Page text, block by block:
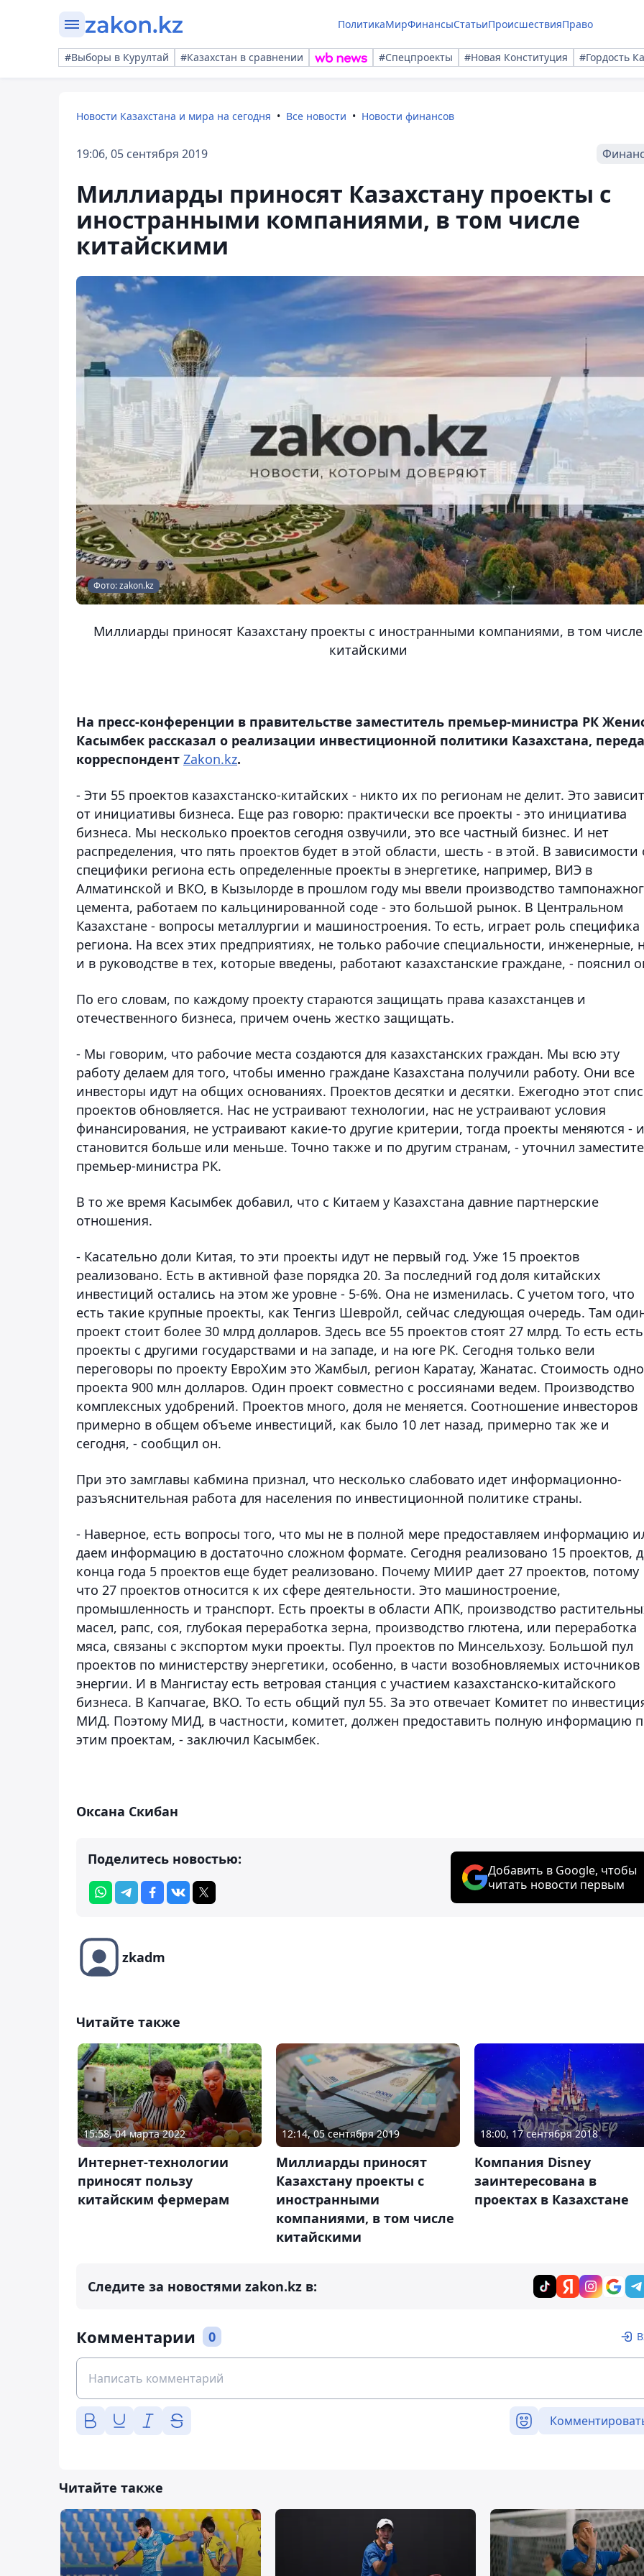
ПолитикаМирФинансыСтатьиПроисшествияПраво
#Выборы в Курултай #Казахстан в сравнении #Спецпроекты #Новая Конституция #Гордость
Новости Казахстана и мира на сегодня Все новости Новости финансов
19:06, 05 сентября 2019
Миллиарды приносят Казахстану проекты с
иностранными компаниями, в том числе
китайскими
Фото: zakon.kz
Миллиарды приносят Казахстану проекты с иностранными компаниями, в том числе
китайскими
На пресс-конференции в правительстве заместитель премьер-министра РК
Касымбек рассказал о реализации инвестиционной политики Казахстана,
корреспондент Zakon.kz.
- Эти 55 проектов казахстанско-китайских - никто их по регионам не делит. Это зависит
от инициативы бизнеса. Еще раз говорю: практически все проекты - это инициатива
бизнеса. Мы несколько проектов сегодня озвучили, это все частный бизнес. И нет
распределения, что пять проектов будет в этой области, шесть - в этой. В зависимости
специфики региона есть определенные проекты в энергетике, например, ВИЭ в
Алматинской и ВКО, в Кызылорде в прошлом году мы ввели производство
цемента, работаем по кальцинированной соде - это большой рынок. В Центральном
Казахстане - вопросы металлургии и машиностроения. То есть, играет роль специфика
региона. На всех этих предприятиях, не только рабочие специальности, инженерные,
и в руководстве в тех, которые введены, работают казахстанские граждане, - пояснил
По его словам, по каждому проекту стараются защищать права казахстанцев и
отечественного бизнеса, причем очень жестко защищать.
- Мы говорим, что рабочие места создаются для казахстанских граждан. Мы всю эту
работу делаем для того, чтобы именно граждане Казахстана получили работу. Они все
инвесторы идут на общих основаниях. Проектов десятки и десятки. Ежегодно этот
проектов обновляется. Нас не устраивают технологии, нас не устраивают условия
финансирования, не устраивают какие-то другие критерии, тогда проекты меняются -
становится больше или меньше. Точно также и по другим странам, - уточнил
премьер-министра РК.
В то же время Касымбек добавил, что с Китаем у Казахстана давние партнерские
отношения.
- Касательно доли Китая, то эти проекты идут не первый год. Уже 15 проектов
реализовано. Есть в активной фазе порядка 20. За последний год доля китайских
инвестиций остались на этом же уровне - 5-6%. Она не изменилась. С учетом того, что
есть такие крупные проекты, как Тенгиз Шевройл, сейчас следующая очередь. Там
проект стоит более 30 млрд долларов. Здесь все 55 проектов стоят 27 млрд. То есть есть
проекты с другими государствами и на западе, и на юге РК. Сегодня только вели
переговоры по проекту ЕвроХим это Жамбыл, регион Каратау, Жанатас. Стоимость
проекта 900 млн долларов. Один проект совместно с россиянами ведем. Производство
комплексных удобрений. Проектов много, доля не меняется. Соотношение инвесторов
примерно в общем объеме инвестиций, как было 10 лет назад, примерно так же и
сегодня, - сообщил он.
При это замглавы кабмина признал, что несколько слабовато идет информационно-
разъяснительная работа для населения по инвестиционной политике страны.
- Наверное, есть вопросы того, что мы не в полной мере предоставляем информацию
даем информацию в достаточно сложном формате. Сегодня реализовано 15 проектов,
конца года 5 проектов еще будет реализовано. Почему МИИР дает 27 проектов, потому
что 27 проектов относится к их сфере деятельности. Это машиностроение,
промышленность и транспорт. Есть проекты в области АПК, производство
масел, рапс, соя, глубокая переработка зерна, производство глютена, или переработка
мяса, связаны с экспортом муки проекты. Пул проектов по Минсельхозу. Большой пул
проектов по министерству энергетики, особенно, в части возобновляемых источников
энергии. И в Мангистау есть ветровая станция с участием казахстанско-китайского
бизнеса. В Капчагае, ВКО. То есть общий пул 55. За это отвечает Комитет по
МИД. Поэтому МИД, в частности, комитет, должен предоставить полную информацию
этим проектам, - заключил Касымбек.
Оксана Скибан
Поделитесь новостью:
Добавить в Google, чтобы
читать новости первым
zkadm
Читайте также
15:58, 04 марта 2022
Интернет-технологии
приносят пользу
китайским фермерам
12:14, 05 сентября 2019
Миллиарды приносят
Казахстану проекты с
иностранными
компаниями, в том числе
китайскими
18:00, 17 сентября 2018
Компания Disney
заинтересована в
проектах в Казахстане
Следите за новостями zakon.kz в:
Комментарии 0
Читайте также